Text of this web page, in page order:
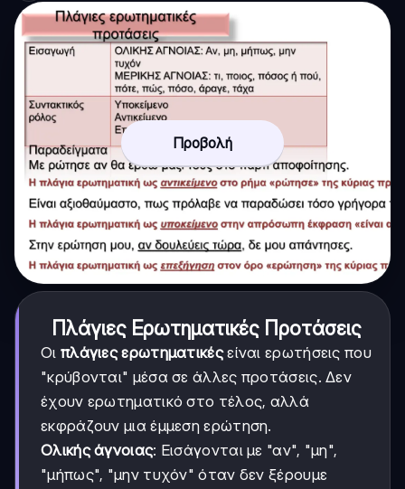
Προβολή
Πλάγιες Ερωτηματικές Προτάσεις
Οι πλάγιες ερωτηματικέςείναι ερωτήσεις που
"κρύβονται" μέσα σε άλλες προτάσεις. Δεν
έχουν ερωτηματικό στο τέλος, αλλά
εκφράζουν μια έμμεση ερώτηση.
Ολικής άγνοιας: Εισάγονται με "αν", "μη",
"μήπως", "μην τυχόν" όταν δεν ξέρουμε